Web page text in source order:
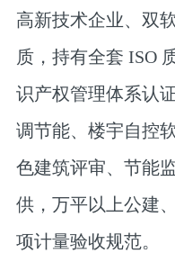
高新技术企业、双
质，持有全套 ISO
识产权管理体系认
调节能、楼宇自控
色建筑评审、节能
供，万平以上公建
项计量验收规范。